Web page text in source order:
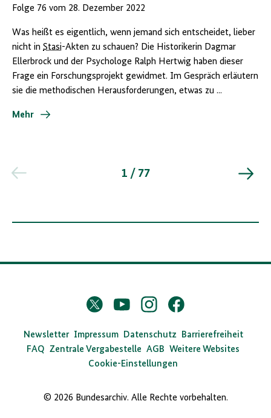
Folge 76 vom 28. Dezember 2022
Was heißt es eigentlich, wenn jemand sich entscheidet, lieber
nicht in Stasi-Akten zu schauen? Die Historikerin Dagmar
Ellerbrock und der Psychologe Ralph Hertwig haben dieser
Frage ein Forschungsprojekt gewidmet. Im Gespräch erläutern
sie die methodischen Herausforderungen, etwas zu ...
Mehr
1 / 77
D
s
B
Twitter
X
YouTubeInstagramFacebook
Newsletter Impressum Datenschutz Barrierefreiheit
FAQ Zentrale Vergabestelle AGB Weitere Websites
Cookie-Einstellungen
© 2026 Bundesarchiv. Alle Rechte vorbehalten.